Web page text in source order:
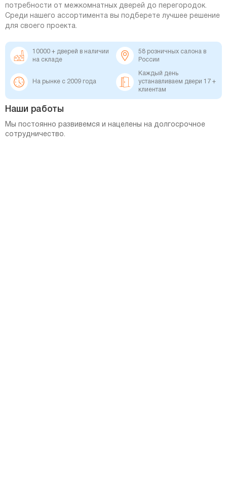
потребности от межкомнатных дверей до перегородок.
Среди нашего ассортимента вы подберете лучшее решение
для своего проекта.
10000 + дверей в наличии
на складе
58 розничных салона в
России
На рынке с 2009 года
Каждый день
устанавливаем двери 17 +
клиентам
Наши работы
Мы постоянно развивемся и нацелены на долгосрочное
сотрудничество.